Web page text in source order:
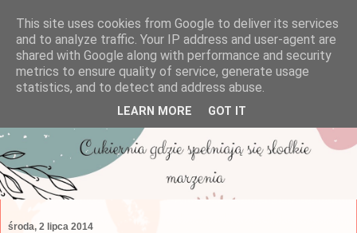
środa, 2 lipca 2014
This site uses cookies from Google to deliver its services
and to analyze traffic. Your IP address and user-agent are
shared with Google along with performance and security
metrics to ensure quality of service, generate usage
statistics, and to detect and address abuse.
LEARN MORE GOT IT